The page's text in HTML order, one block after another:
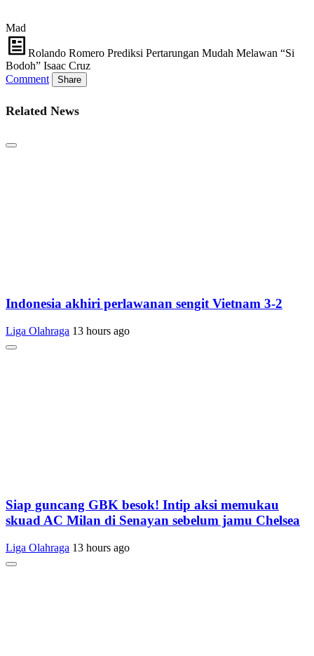
Mad
Rolando Romero Prediksi Pertarungan Mudah Melawan “Si
Bodoh” Isaac Cruz
Comment
Share
Related News
Indonesia akhiri perlawanan sengit Vietnam 3-2
Liga Olahraga 13 hours ago
Siap guncang GBK besok! Intip aksi memukau
skuad AC Milan di Senayan sebelum jamu Chelsea
Liga Olahraga 13 hours ago